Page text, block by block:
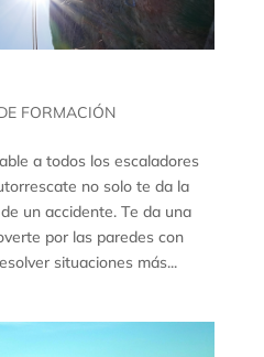
FORMACIÓN
a todos los escaladores
no solo te da la
un accidente. Te da una
por las paredes con
situaciones más...